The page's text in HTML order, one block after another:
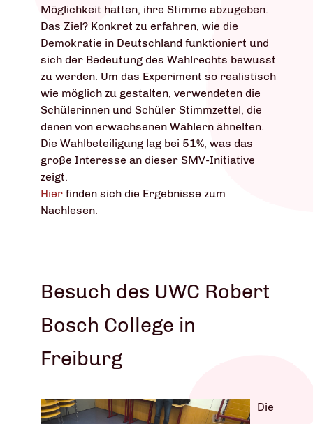
Möglichkeit hatten, ihre Stimme abzugeben.
Das Ziel? Konkret zu erfahren, wie die
Demokratie in Deutschland funktioniert und
sich der Bedeutung des Wahlrechts bewusst
zu werden. Um das Experiment so realistisch
wie möglich zu gestalten, verwendeten die
Schülerinnen und Schüler Stimmzettel, die
denen von erwachsenen Wählern ähnelten.
Die Wahlbeteiligung lag bei 51%, was das
große Interesse an dieser SMV-Initiative
zeigt.
Hier finden sich die Ergebnisse zum
Nachlesen.
Besuch des UWC Robert
Bosch College in
Freiburg
Die